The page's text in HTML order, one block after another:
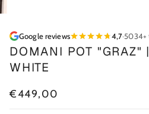
Google reviews 4,7·5034+
DOMANI POT "GRAZ"
WHITE
€449,00